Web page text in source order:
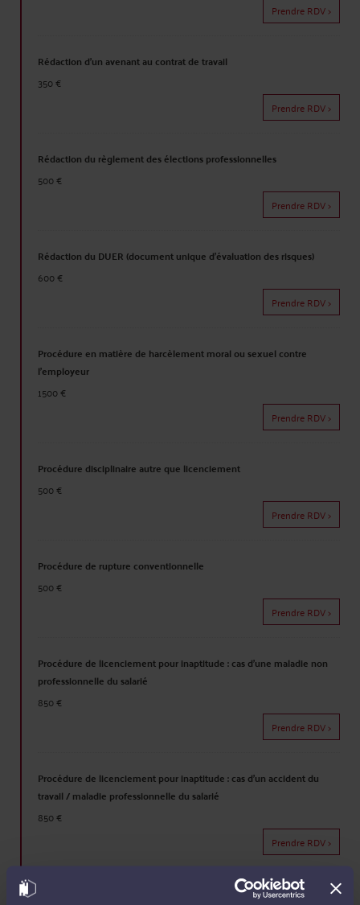
Prendre RDV >
Rédaction d'un avenant au contrat de travail
350 €
Prendre RDV >
Rédaction du règlement des élections professionnelles
500 €
Prendre RDV >
Rédaction du DUER (document unique d'évaluation des risques)
600 €
Prendre RDV >
Procédure en matière de harcèlement moral ou sexuel contre
l'employeur
1500 €
Prendre RDV >
Procédure disciplinaire autre que licenciement
500 €
Prendre RDV >
Procédure de rupture conventionnelle
500 €
Prendre RDV >
Procédure de licenciement pour inaptitude : cas d'une maladie non
professionnelle du salarié
850 €
Prendre RDV >
Procédure de licenciement pour inaptitude : cas d'un accident du
travail / maladie professionnelle du salarié
850 €
Prendre RDV >